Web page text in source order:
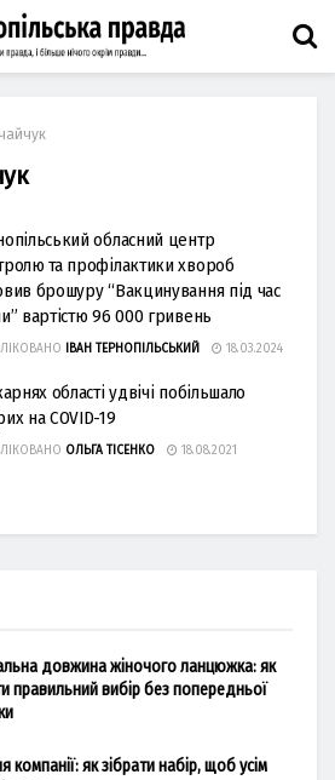
чайчук
обласний центр
та профілактики хвороб
брошуру “Вакцинування під час
вартістю 96 000 гривень
ІВАН ТЕРНОПІЛЬСЬКИЙ 18.03.2024
області удвічі побільшало
на COVID-19
ОЛЬГА ТІСЕНКО 18.08.2021
довжина жіночого ланцюжка: як
правильний вибір без попередньої
компанії: як зібрати набір, щоб усім